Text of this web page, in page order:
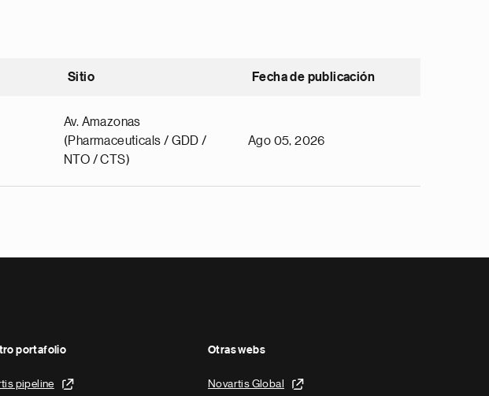
Sitio Fecha de publicación
Av. Amazonas
(Pharmaceuticals / GDD /
NTO / CTS)
Ago 05, 2026
portafolio
pipeline
Otras webs
Novartis Global